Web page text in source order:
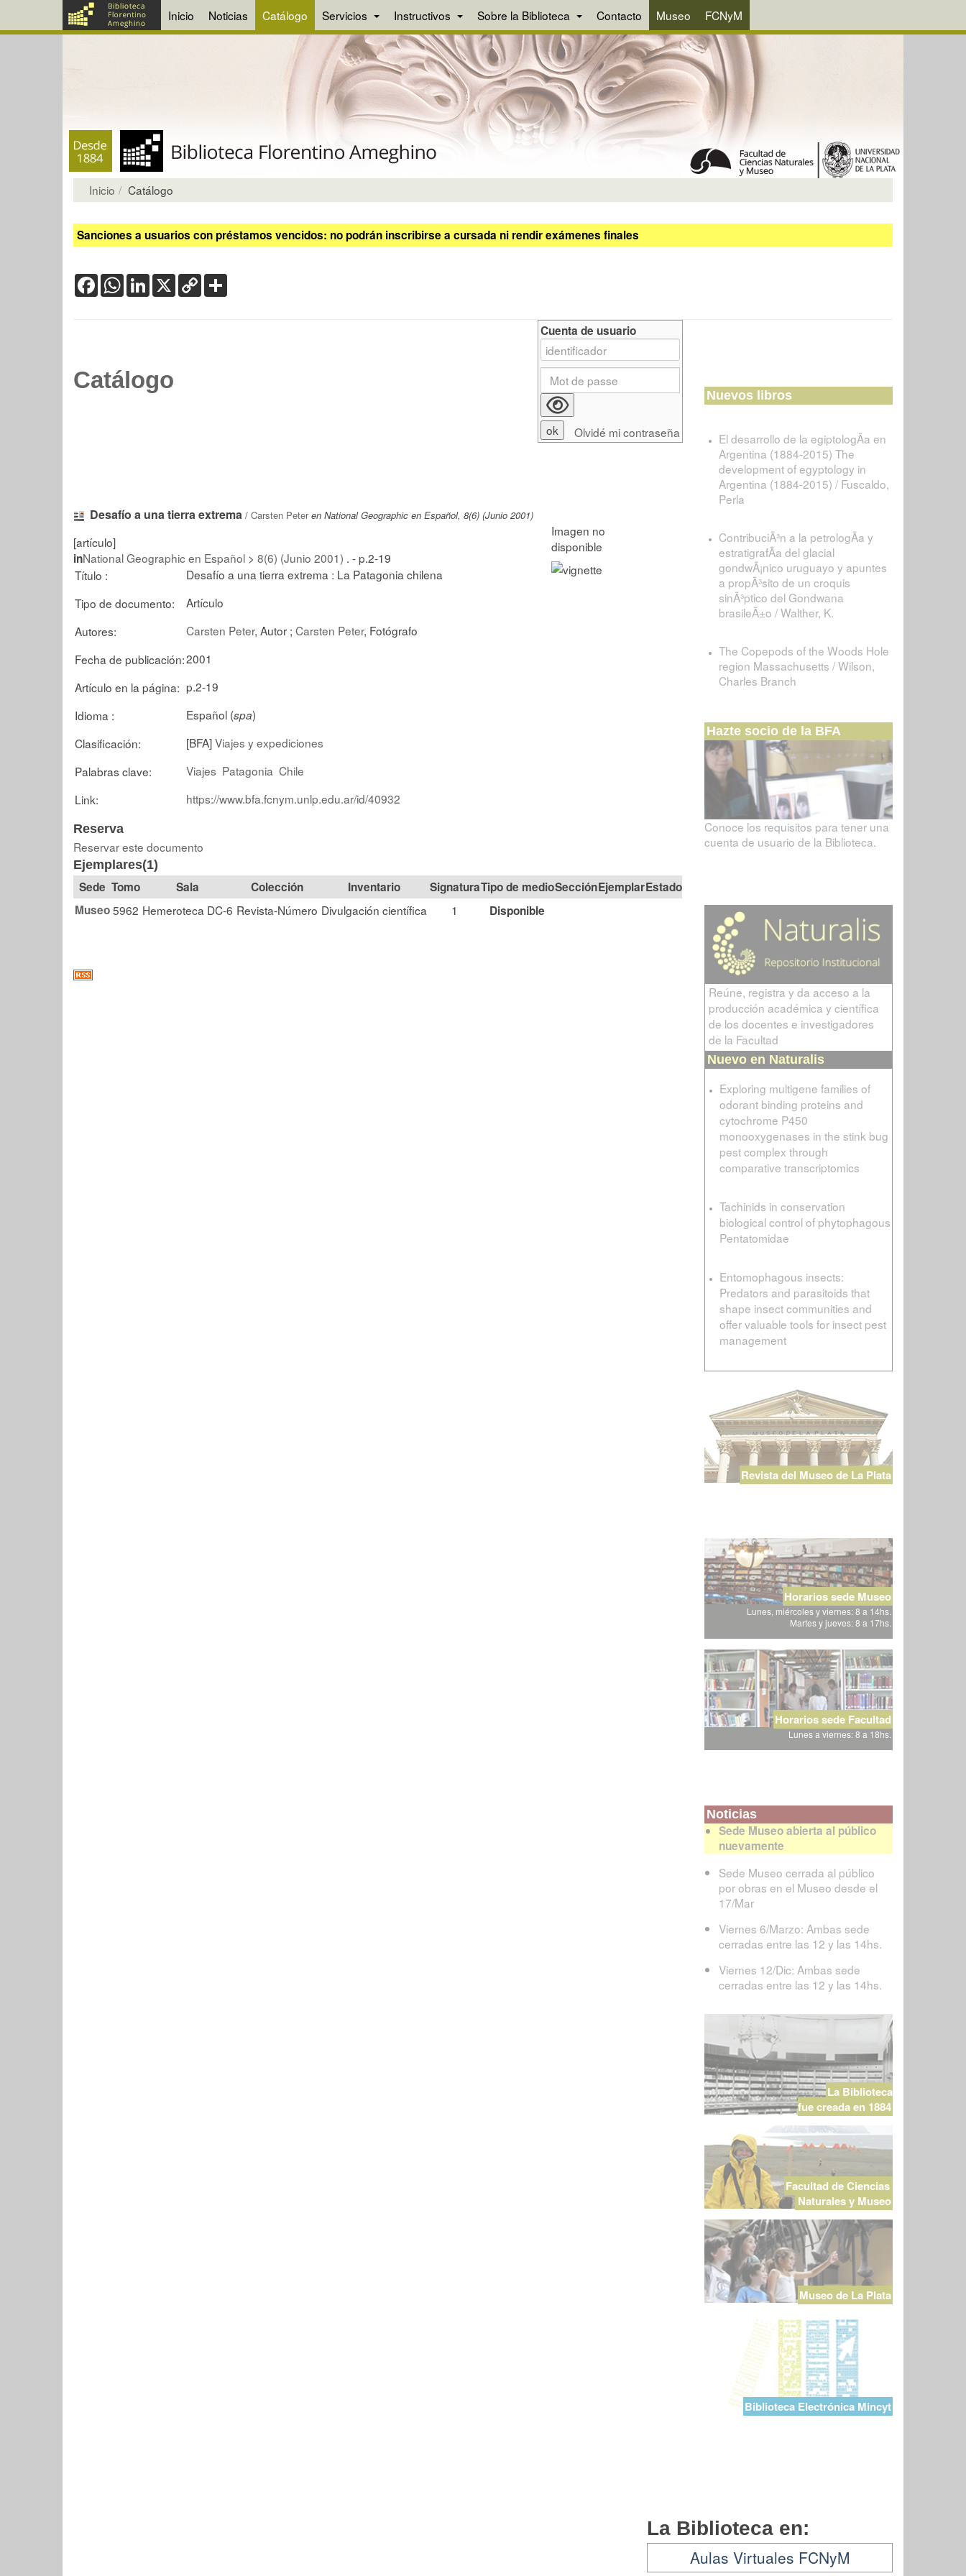
Inicio Noticias Catálogo Servicios Instructivos Sobre la Biblioteca Contacto Museo FCNyM
Inicio Catálogo
Sanciones a usuarios con préstamos vencidos: no podrán inscribirse a cursada ni rendir exámenes finales
FacebookWhatsApp
LinkedIn
X Copy
Link
Catálogo
Desafío a una tierra extrema / Carsten Peter en National Geographic en Español, 8(6) (Junio 2001)
[artículo]
inNational Geographic en Español > 8(6) (Junio 2001) . - p.2-19
Título :
Desafío a una tierra extrema : La Patagonia chilena
Tipo de documento:
Artículo
Autores:
Carsten Peter, Autor ; Carsten Peter, Fotógrafo
Fecha de publicación:2001
Artículo en la página: p.2-19
Idioma :
Español (spa)
Clasificación:
[BFA]Viajes y expediciones
Palabras clave:
Viajes Patagonia Chile
Link:
https://www.bfa.fcnym.unlp.edu.ar/id/40932
Reserva
Reservar este documento
Ejemplares(1)
Tomo Sala Colección SignaturaTipo de medioSección
Estado
Museo5962 Hemeroteca DC-6 Revista-Número Divulgación científica 1 Disponible
Cuenta de usuario
Olvidé mi contraseña
Nuevos libros
El desarrollo de la egiptologÃ­a en
Argentina (1884-2015) The
development of egyptology in
Argentina (1884-2015) / Fuscaldo,
Perla
ContribuciÃ³n a la petrologÃ­a y
estratigrafÃ­a del glacial
gondwÃ¡nico uruguayo y apuntes
a propÃ³sito de un croquis
sinÃ³ptico del Gondwana
brasileÃ±o / Walther, K.
The Copepods of the Woods Hole
region Massachusetts / Wilson,
Charles Branch
Hazte socio de la BFA
Conoce los requisitos para tener una
cuenta de usuario de la Biblioteca.
Reúne, registra y da acceso a la
producción académica y científica
de los docentes e investigadores
de la Facultad
Nuevo en Naturalis
Exploring multigene families of
odorant binding proteins and
cytochrome P450
monooxygenases in the stink bug
pest complex through
comparative transcriptomics
Tachinids in conservation
biological control of phytophagous
Pentatomidae
Entomophagous insects:
Predators and parasitoids that
shape insect communities and
offer valuable tools for insect pest
management
Revista del Museo de La Plata
Horarios sede Museo
Lunes, miércoles y viernes: 8 a 14hs.
Martes y jueves: 8 a 17hs.
Horarios sede Facultad
Lunes a viernes: 8 a 18hs.
Noticias
Sede Museo abierta al público
nuevamente
Sede Museo cerrada al público
por obras en el Museo desde el
17/Mar
Viernes 6/Marzo: Ambas sede
cerradas entre las 12 y las 14hs.
Viernes 12/Dic: Ambas sede
cerradas entre las 12 y las 14hs.
La Biblioteca
fue creada en 1884
Facultad de Ciencias
Naturales y Museo
Museo de La Plata
Biblioteca Electrónica Mincyt
La Biblioteca en:
Aulas Virtuales FCNyM